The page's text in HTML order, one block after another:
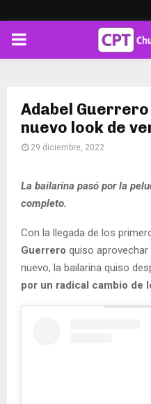
PRIMARY
Adabel
nuevo look de
29 diciembre, 2022
La bailarina pasó por la
completo.
Con la llegada de los
Guerrero quiso
nuevo, la bailarina quiso
por un radical cambio de